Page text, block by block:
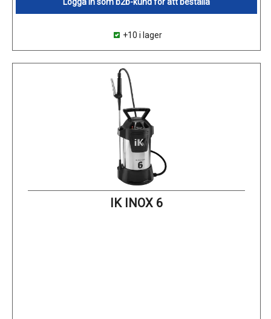
+10 i lager
IK INOX 6